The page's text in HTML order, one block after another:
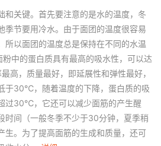
和关键。首先要注意的是水的温度，冬
季节要用冷水。由于面团的温度很容易
所以面团的温度总是保持在不同的水温
中的蛋白质具有最高的吸水性，可以达
高，质量最好，即延展性和弹性最好，
于30℃，随着温度的下降，蛋白质的吸
过30℃，它还可以减少面筋的产生醒
时间（一般冬季不少于30分钟，夏季稍
生。为了提高面筋的生成和质量，还可